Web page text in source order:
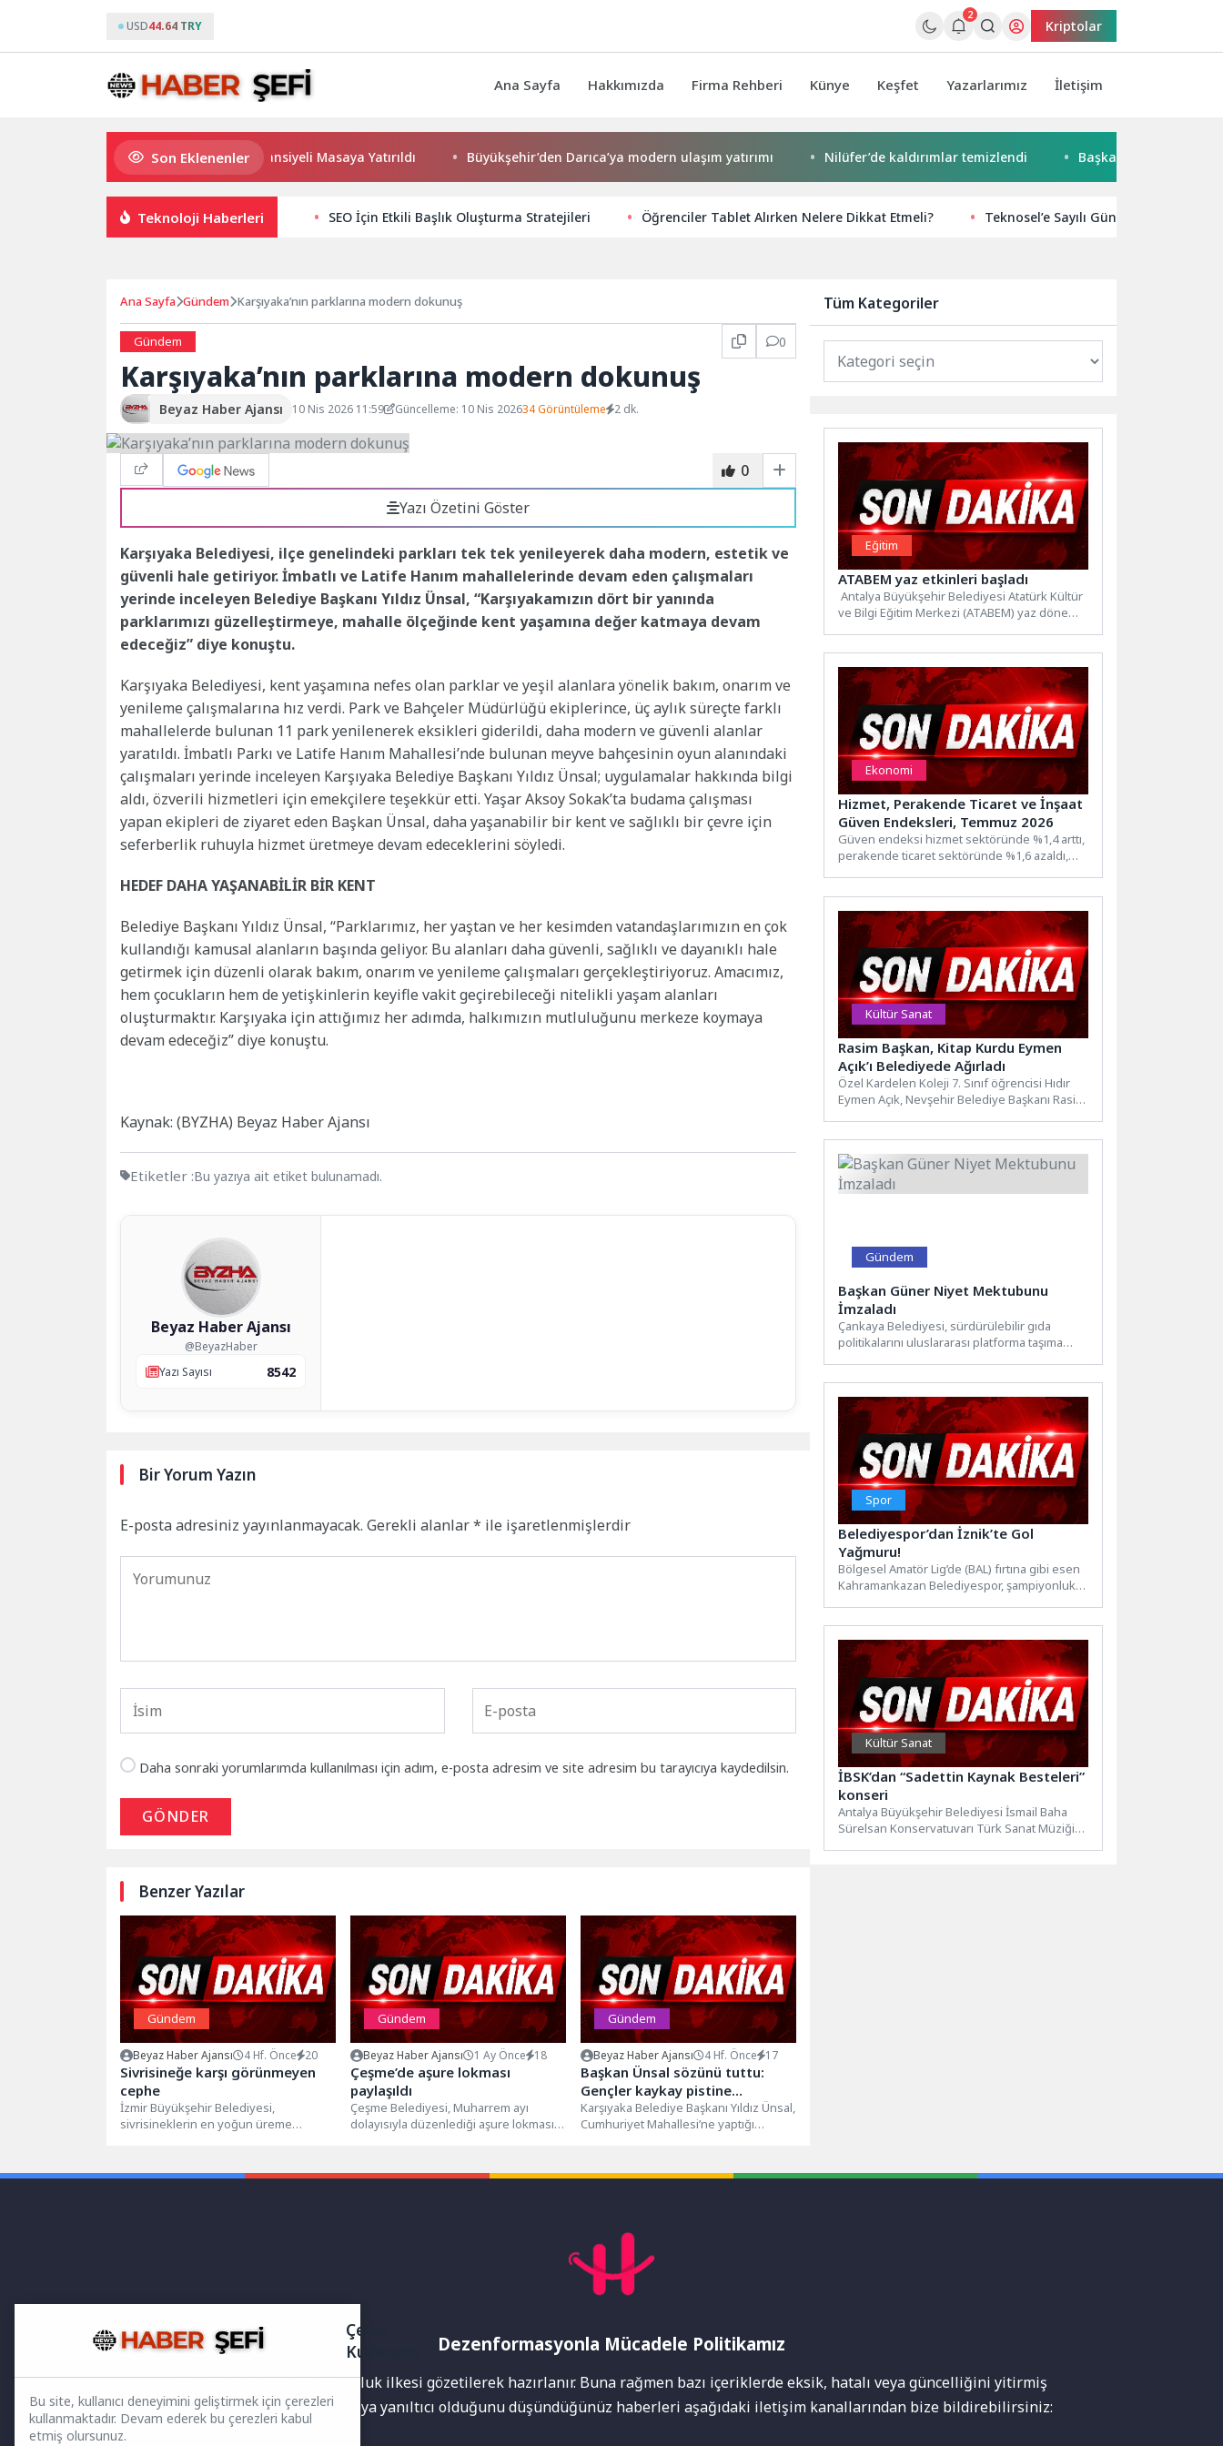
USD44.64 TRY
2
Kriptolar
Ana Sayfa Hakkımızda Firma Rehberi Künye Keşfet Yazarlarımız İletişim
Son Eklenenler
Haymana’nın Geleceği ve Yatırım Potansiyeli Masaya Yatırıldı Büyükşehir’den Darıca’ya modern ulaşım yatırımı Nilüfer’de kaldırımlar temizlendi Başkan Pekyatırmacı’dan
Teknoloji Haberleri SEO İçin Etkili Başlık Oluşturma Stratejileri Öğrenciler Tablet Alırken Nelere Dikkat Etmeli? Teknosel’e Sayılı Günler Kaldı
Ana Sayfa Gündem Karşıyaka’nın parklarına modern dokunuş
Gündem 0
Karşıyaka’nın parklarına modern dokunuş
Beyaz Haber Ajansı 10 Nis 2026 11:59 Güncelleme: 10 Nis 202634 Görüntüleme 2 dk.
0
Yazı Özetini Göster
Karşıyaka Belediyesi, ilçe genelindeki parkları tek tek yenileyerek daha modern, estetik ve
güvenli hale getiriyor. İmbatlı ve Latife Hanım mahallelerinde devam eden çalışmaları
yerinde inceleyen Belediye Başkanı Yıldız Ünsal, “Karşıyakamızın dört bir yanında
parklarımızı güzelleştirmeye, mahalle ölçeğinde kent yaşamına değer katmaya devam
edeceğiz” diye konuştu.
Karşıyaka Belediyesi, kent yaşamına nefes olan parklar ve yeşil alanlara yönelik bakım, onarım ve
yenileme çalışmalarına hız verdi. Park ve Bahçeler Müdürlüğü ekiplerince, üç aylık süreçte farklı
mahallelerde bulunan 11 park yenilenerek eksikleri giderildi, daha modern ve güvenli alanlar
yaratıldı. İmbatlı Parkı ve Latife Hanım Mahallesi’nde bulunan meyve bahçesinin oyun alanındaki
çalışmaları yerinde inceleyen Karşıyaka Belediye Başkanı Yıldız Ünsal; uygulamalar hakkında bilgi
aldı, özverili hizmetleri için emekçilere teşekkür etti. Yaşar Aksoy Sokak’ta budama çalışması
yapan ekipleri de ziyaret eden Başkan Ünsal, daha yaşanabilir bir kent ve sağlıklı bir çevre için
seferberlik ruhuyla hizmet üretmeye devam edeceklerini söyledi.
HEDEF DAHA YAŞANABİLİR BİR KENT
Belediye Başkanı Yıldız Ünsal, “Parklarımız, her yaştan ve her kesimden vatandaşlarımızın en çok
kullandığı kamusal alanların başında geliyor. Bu alanları daha güvenli, sağlıklı ve dayanıklı hale
getirmek için düzenli olarak bakım, onarım ve yenileme çalışmaları gerçekleştiriyoruz. Amacımız,
hem çocukların hem de yetişkinlerin keyifle vakit geçirebileceği nitelikli yaşam alanları
oluşturmaktır. Karşıyaka için attığımız her adımda, halkımızın mutluluğunu merkeze koymaya
devam edeceğiz” diye konuştu.
Kaynak: (BYZHA) Beyaz Haber Ajansı
Etiketler :Bu yazıya ait etiket bulunamadı.
Beyaz Haber Ajansı
@BeyazHaber
Yazı Sayısı
8542
Bir Yorum Yazın
E-posta adresiniz yayınlanmayacak. Gerekli alanlar* ile işaretlenmişlerdir
Daha sonraki yorumlarımda kullanılması için adım, e-posta adresim ve site adresim bu tarayıcıya kaydedilsin.
GÖNDER
Benzer Yazılar
Gündem
Beyaz Haber Ajansı 4 Hf. Önce 20
Sivrisineğe karşı görünmeyen
cephe
İzmir Büyükşehir Belediyesi,
sivrisineklerin en yoğun üreme
Gündem
Beyaz Haber Ajansı 1 Ay Önce 18
Çeşme’de aşure lokması
paylaşıldı
Çeşme Belediyesi, Muharrem ayı
dolayısıyla düzenlediği aşure lokması
Gündem
Beyaz Haber Ajansı 4 Hf. Önce 17
Başkan Ünsal sözünü tuttu:
Gençler kaykay pistine
kavuşuyor
Karşıyaka Belediye Başkanı Yıldız Ünsal,
Cumhuriyet Mahallesi’ne yaptığı
Tüm Kategoriler
Eğitim
ATABEM yaz etkinleri başladı
Antalya Büyükşehir Belediyesi Atatürk Kültür
ve Bilgi Eğitim Merkezi (ATABEM) yaz dönemi
Ekonomi
Hizmet, Perakende Ticaret ve İnşaat
Güven Endeksleri, Temmuz 2026
Güven endeksi hizmet sektöründe %1,4 arttı,
perakende ticaret sektöründe %1,6 azaldı,
Kültür Sanat
Rasim Başkan, Kitap Kurdu Eymen
Açık’ı Belediyede Ağırladı
Özel Kardelen Koleji 7. Sınıf öğrencisi Hıdır
Eymen Açık, Nevşehir Belediye Başkanı Rasim
Gündem
Başkan Güner Niyet Mektubunu
İmzaladı
Çankaya Belediyesi, sürdürülebilir gıda
politikalarını uluslararası platforma taşıma
Spor
Belediyespor’dan İznik’te Gol
Yağmuru!
Bölgesel Amatör Lig’de (BAL) fırtına gibi esen
Kahramankazan Belediyespor, şampiyonluk
Kültür Sanat
İBSK’dan “Sadettin Kaynak Besteleri”
konseri
Antalya Büyükşehir Belediyesi İsmail Baha
Sürelsan Konservatuvarı Türk Sanat Müziği
Dezenformasyonla Mücadele Politikamız
Yayınlanan haberler doğruluk ilkesi gözetilerek hazırlanır. Buna rağmen bazı içeriklerde eksik, hatalı veya güncelliğini yitirmiş
bilgiler bulunabilir.Yanlış veya yanıltıcı olduğunu düşündüğünüz haberleri aşağıdaki iletişim kanallarından bize bildirebilirsiniz:
Çerez
Kullanımı
Bu site, kullanıcı deneyimini geliştirmek için çerezleri
kullanmaktadır. Devam ederek bu çerezleri kabul
etmiş olursunuz.